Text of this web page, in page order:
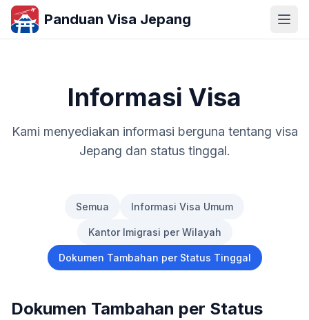
Panduan Visa Jepang
Informasi Visa
Kami menyediakan informasi berguna tentang visa
Jepang dan status tinggal.
Semua Informasi Visa Umum
Kantor Imigrasi per Wilayah
Dokumen Tambahan per Status Tinggal
Dokumen Tambahan per Status